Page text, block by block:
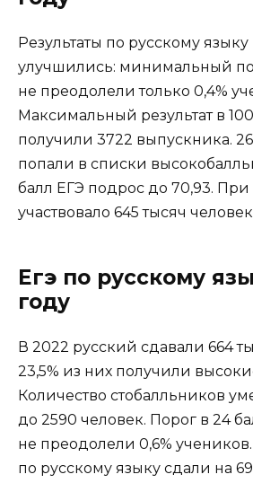
Результаты по русскому
улучшились: минимальный
не преодолели только 0,4%
Максимальный результат в
получили 3722 выпускника.
попали в списки
балл ЕГЭ подрос до 70,93. При
участвовало 645 тысяч
Егэ по русскому
году
В 2022 русский сдавали 664
23,5% из них получили
Количество стобалльников
до 2590 человек. Порог в 24
не преодолели 0,6%
по русскому языку сдали на